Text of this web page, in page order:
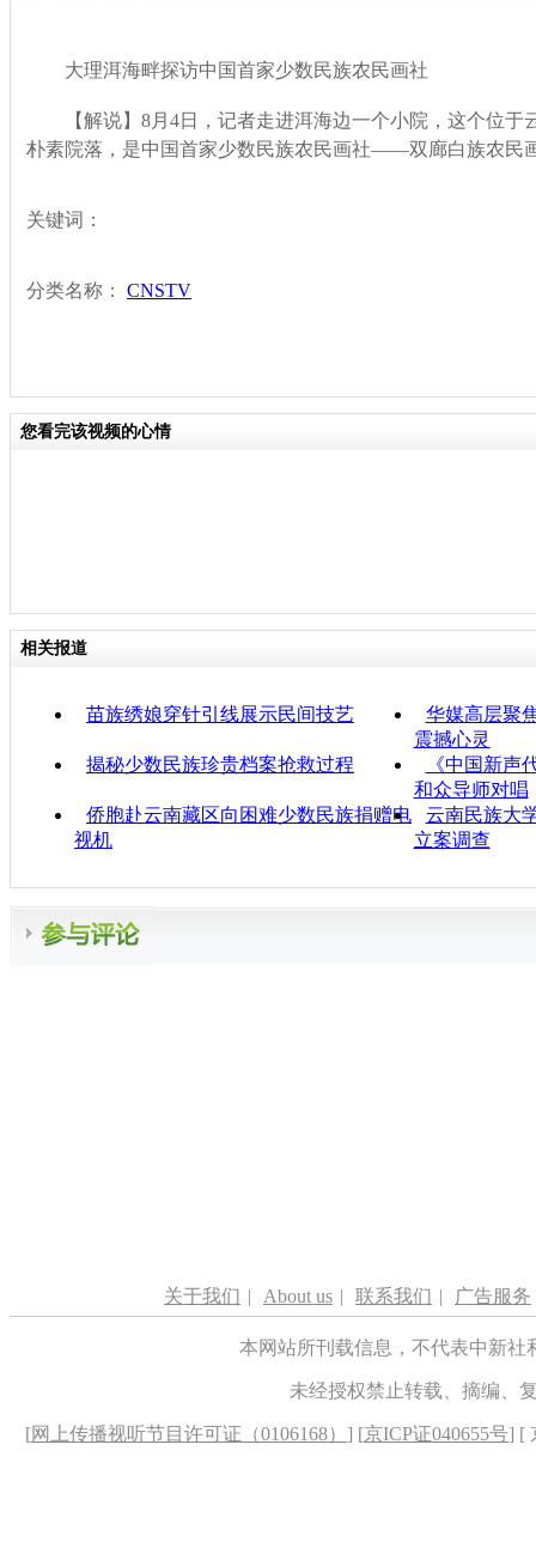
大理洱海畔探访中国首家少数民族农民画社
【解说】8月4日，记者走进洱海边一个小院，这个位于
朴素院落，是中国首家少数民族农民画社——双廊白族农民
关键词：
分类名称： CNSTV
您看完该视频的心情
相关报道
苗族绣娘穿针引线展示民间技艺
华媒高层聚
震撼心灵
揭秘少数民族珍贵档案抢救过程
《中国新声
和众导师对唱
侨胞赴云南藏区向困难少数民族捐赠电
视机
云南民族大
立案调查
关于我们 | About us | 联系我们 | 广告服务
本网站所刊载信息，不代表中新
未经授权禁止转载、摘编、
[网上传播视听节目许可证（0106168） ] [京ICP证040655号] [